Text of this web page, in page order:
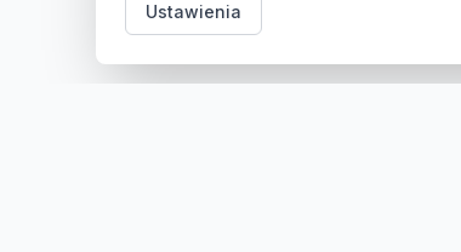
Ustawienia